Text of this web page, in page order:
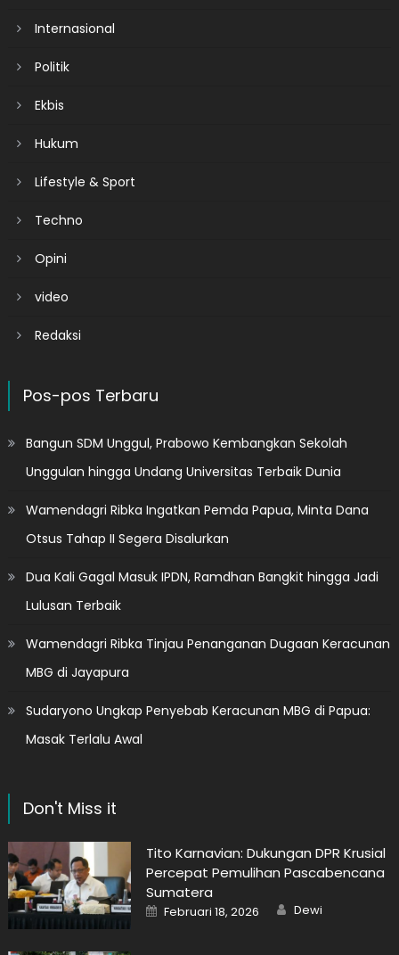
Internasional
Politik
Ekbis
Hukum
Lifestyle & Sport
Techno
Opini
video
Redaksi
Pos-pos Terbaru
Bangun SDM Unggul, Prabowo Kembangkan Sekolah
Unggulan hingga Undang Universitas Terbaik Dunia
Wamendagri Ribka Ingatkan Pemda Papua, Minta Dana
Otsus Tahap II Segera Disalurkan
Dua Kali Gagal Masuk IPDN, Ramdhan Bangkit hingga Jadi
Lulusan Terbaik
Wamendagri Ribka Tinjau Penanganan Dugaan Keracunan
MBG di Jayapura
Sudaryono Ungkap Penyebab Keracunan MBG di Papua:
Masak Terlalu Awal
Don't Miss it
Tito Karnavian: Dukungan DPR Krusial
Percepat Pemulihan Pascabencana
Sumatera
Posted
on
Februari 18, 2026 Author
Dewi